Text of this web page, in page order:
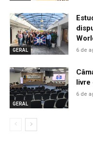
GERAL 6 de
GERAL
livre
6 de